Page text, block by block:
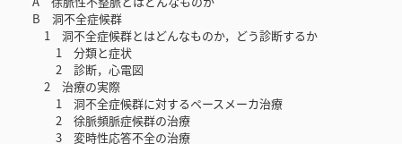
B 洞不全症候群
1 洞不全症候群とはどんなものか，どう診断するか
1 分類と症状
2 診断，心電図
2 治療の実際
1 洞不全症候群に対するペースメーカ治療
2 徐脈頻脈症候群の治療
3 変時性応答不全の治療